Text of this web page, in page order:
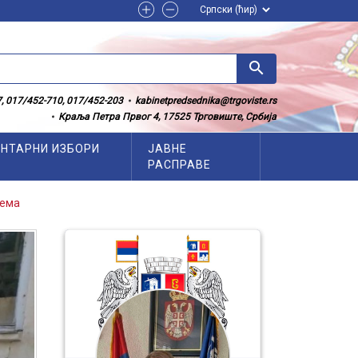
search
017/452-710, 017/452-203
kabinetpredsednika@trgoviste.rs
Краља Петра Првог 4, 17525 Трговиште, Србија
ИЗБОРИ
ЈАВНЕ
РАСПРАВЕ